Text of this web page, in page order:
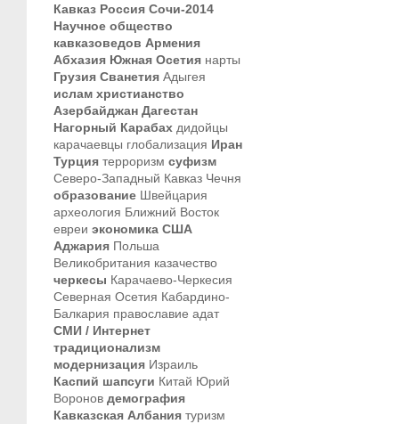
Кавказ Россия Сочи-2014
Научное общество
кавказоведов Армения
Абхазия Южная Осетия нарты
Грузия Сванетия Адыгея
ислам христианство
Азербайджан Дагестан
Нагорный Карабах дидойцы
карачаевцы глобализация Иран
Турция терроризм суфизм
Северо-Западный Кавказ Чечня
образование Швейцария
археология Ближний Восток
евреи экономика США
Аджария Польша
Великобритания казачество
черкесы Карачаево-Черкесия
Северная Осетия Кабардино-
Балкария православие адат
СМИ / Интернет
традиционализм
модернизация Израиль
Каспий шапсуги Китай Юрий
Воронов демография
Кавказская Албания туризм